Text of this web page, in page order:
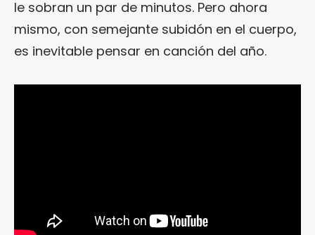
le sobran un par de minutos. Pero ahora
mismo, con semejante subidón en el cuerpo,
es inevitable pensar en canción del año.